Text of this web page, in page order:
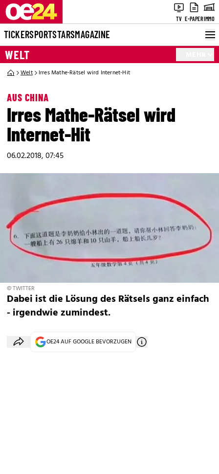
TV E-PAPERIMMO
TICKERSPORTSTARSMAGAZINE
WELT
Welt Irres Mathe-Rätsel wird Internet-Hit
AUS CHINA
Irres Mathe-Rätsel wird
Internet-Hit
06.02.2018, 07:45
© TWITTER
Dabei ist die Lösung des Rätsels ganz einfach
- irgendwie zumindest.
OE24 AUF GOOGLE BEVORZUGEN